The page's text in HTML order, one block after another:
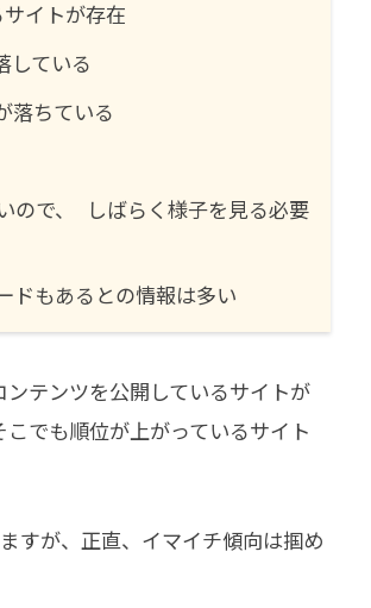
イトが存在
している
落ちている
ので、 しばらく様子を見る必要
ドもあるとの情報は多い
テンツを公開しているサイトが
でも順位が上がっているサイト
すが、正直、イマイチ傾向は掴め